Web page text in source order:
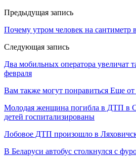
Предыдущая запись
Почему утром человек на сантиметр
Следующая запись
Два мобильных оператора увеличат
февраля
Вам также могут понравиться Еще от
Молодая женщина погибла в ДТП в
детей госпитализированы
Лобовое ДТП произошло в
В Беларуси автобус столкнулся с